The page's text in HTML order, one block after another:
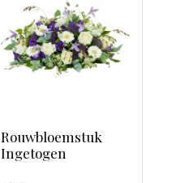
Rouwbloemstuk
Ingetogen